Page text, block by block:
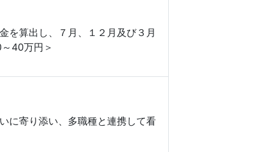
算出し、７月、１２月及び３月
40万円＞
に寄り添い、多職種と連携して看